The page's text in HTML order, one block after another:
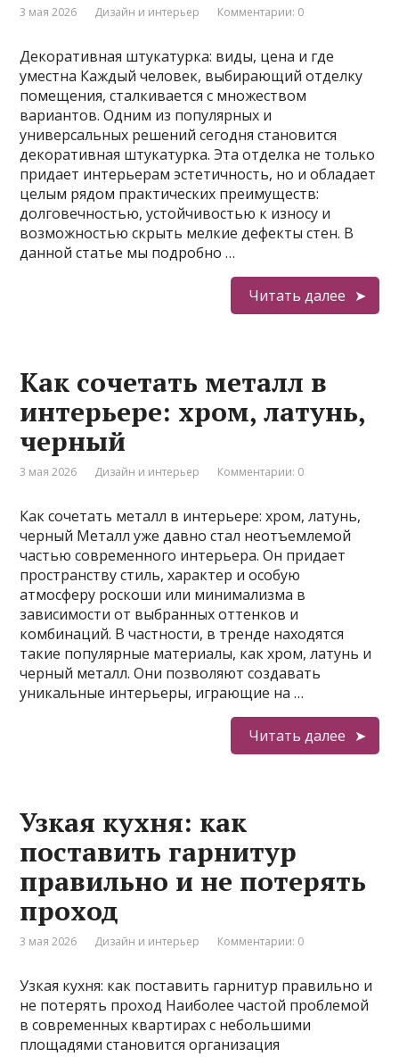
3 мая 2026 Дизайн и интерьер Комментарии: 0
Декоративная штукатурка: виды, цена и где
уместна Каждый человек, выбирающий отделку
помещения, сталкивается с множеством
вариантов. Одним из популярных и
универсальных решений сегодня становится
декоративная штукатурка. Эта отделка не только
придает интерьерам эстетичность, но и обладает
целым рядом практических преимуществ:
долговечностью, устойчивостью к износу и
возможностью скрыть мелкие дефекты стен. В
данной статье мы подробно …
Читать далее
Как сочетать металл в
интерьере: хром, латунь,
черный
3 мая 2026 Дизайн и интерьер Комментарии: 0
Как сочетать металл в интерьере: хром, латунь,
черный Металл уже давно стал неотъемлемой
частью современного интерьера. Он придает
пространству стиль, характер и особую
атмосферу роскоши или минимализма в
зависимости от выбранных оттенков и
комбинаций. В частности, в тренде находятся
такие популярные материалы, как хром, латунь и
черный металл. Они позволяют создавать
уникальные интерьеры, играющие на …
Читать далее
Узкая кухня: как
поставить гарнитур
правильно и не потерять
проход
3 мая 2026 Дизайн и интерьер Комментарии: 0
Узкая кухня: как поставить гарнитур правильно и
не потерять проход Наиболее частой проблемой
в современных квартирах с небольшими
площадями становится организация